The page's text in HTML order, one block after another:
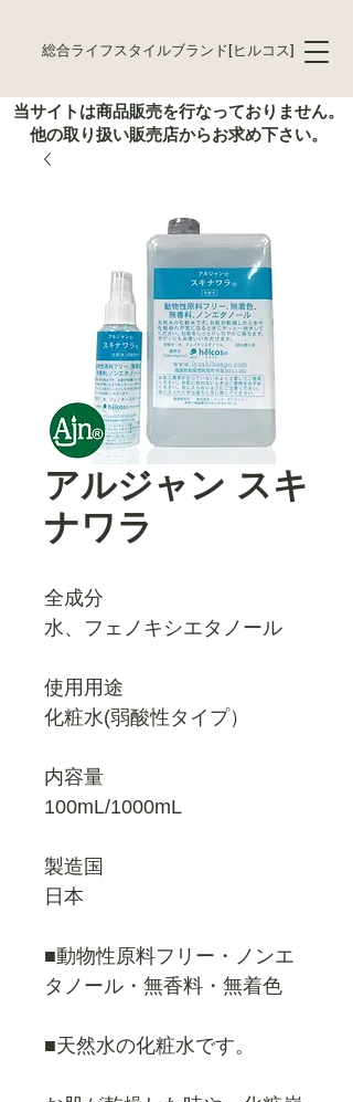
総合ライフスタイルブランド[ヒルコス]
当サイトは商品販売を行なっておりません。
他の取り扱い販売店からお求め下さい。
アルジャン スキ
ナワラ
全成分
水、フェノキシエタノール
使用用途
化粧水(弱酸性タイプ）
内容量
100mL/1000mL
製造国
日本
■動物性原料フリー・ノンエ
タノール・無香料・無着色
■天然水の化粧水です。